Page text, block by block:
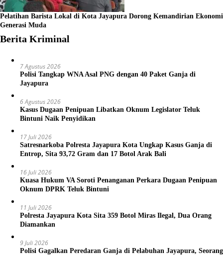
Pelatihan Barista Lokal di Kota Jayapura Dorong Kemandirian Ekonomi
Generasi Muda
Berita Kriminal
7 Agustus 2026
Polisi Tangkap WNA Asal PNG dengan 40 Paket Ganja di
Jayapura
6 Agustus 2026
Kasus Dugaan Penipuan Libatkan Oknum Legislator Teluk
Bintuni Naik Penyidikan
17 Juli 2026
Satresnarkoba Polresta Jayapura Kota Ungkap Kasus Ganja di
Entrop, Sita 93,72 Gram dan 17 Botol Arak Bali
16 Juli 2026
Kuasa Hukum VA Soroti Penanganan Perkara Dugaan Penipuan
Oknum DPRK Teluk Bintuni
11 Juli 2026
Polresta Jayapura Kota Sita 359 Botol Miras Ilegal, Dua Orang
Diamankan
9 Juli 2026
Polisi Gagalkan Peredaran Ganja di Pelabuhan Jayapura, Seorang